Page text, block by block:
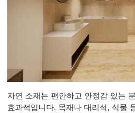
자연 소재는 편안하고 안정감 있는
효과적입니다. 목재나 대리석, 식물